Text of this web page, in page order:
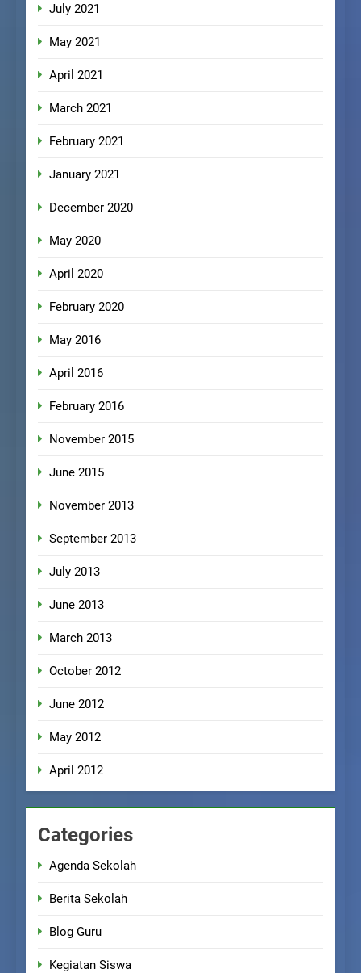
July 2021
May 2021
April 2021
March 2021
February 2021
January 2021
December 2020
May 2020
April 2020
February 2020
May 2016
April 2016
February 2016
November 2015
June 2015
November 2013
September 2013
July 2013
June 2013
March 2013
October 2012
June 2012
May 2012
April 2012
Categories
Agenda Sekolah
Berita Sekolah
Blog Guru
Kegiatan Siswa